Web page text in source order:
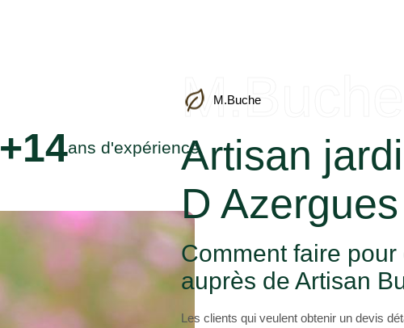
+14ans d'expérience
M.Buche
M.Buche
Artisan
D
Comment faire
auprès de Artisan
Les clients qui veulent obtenir un devis